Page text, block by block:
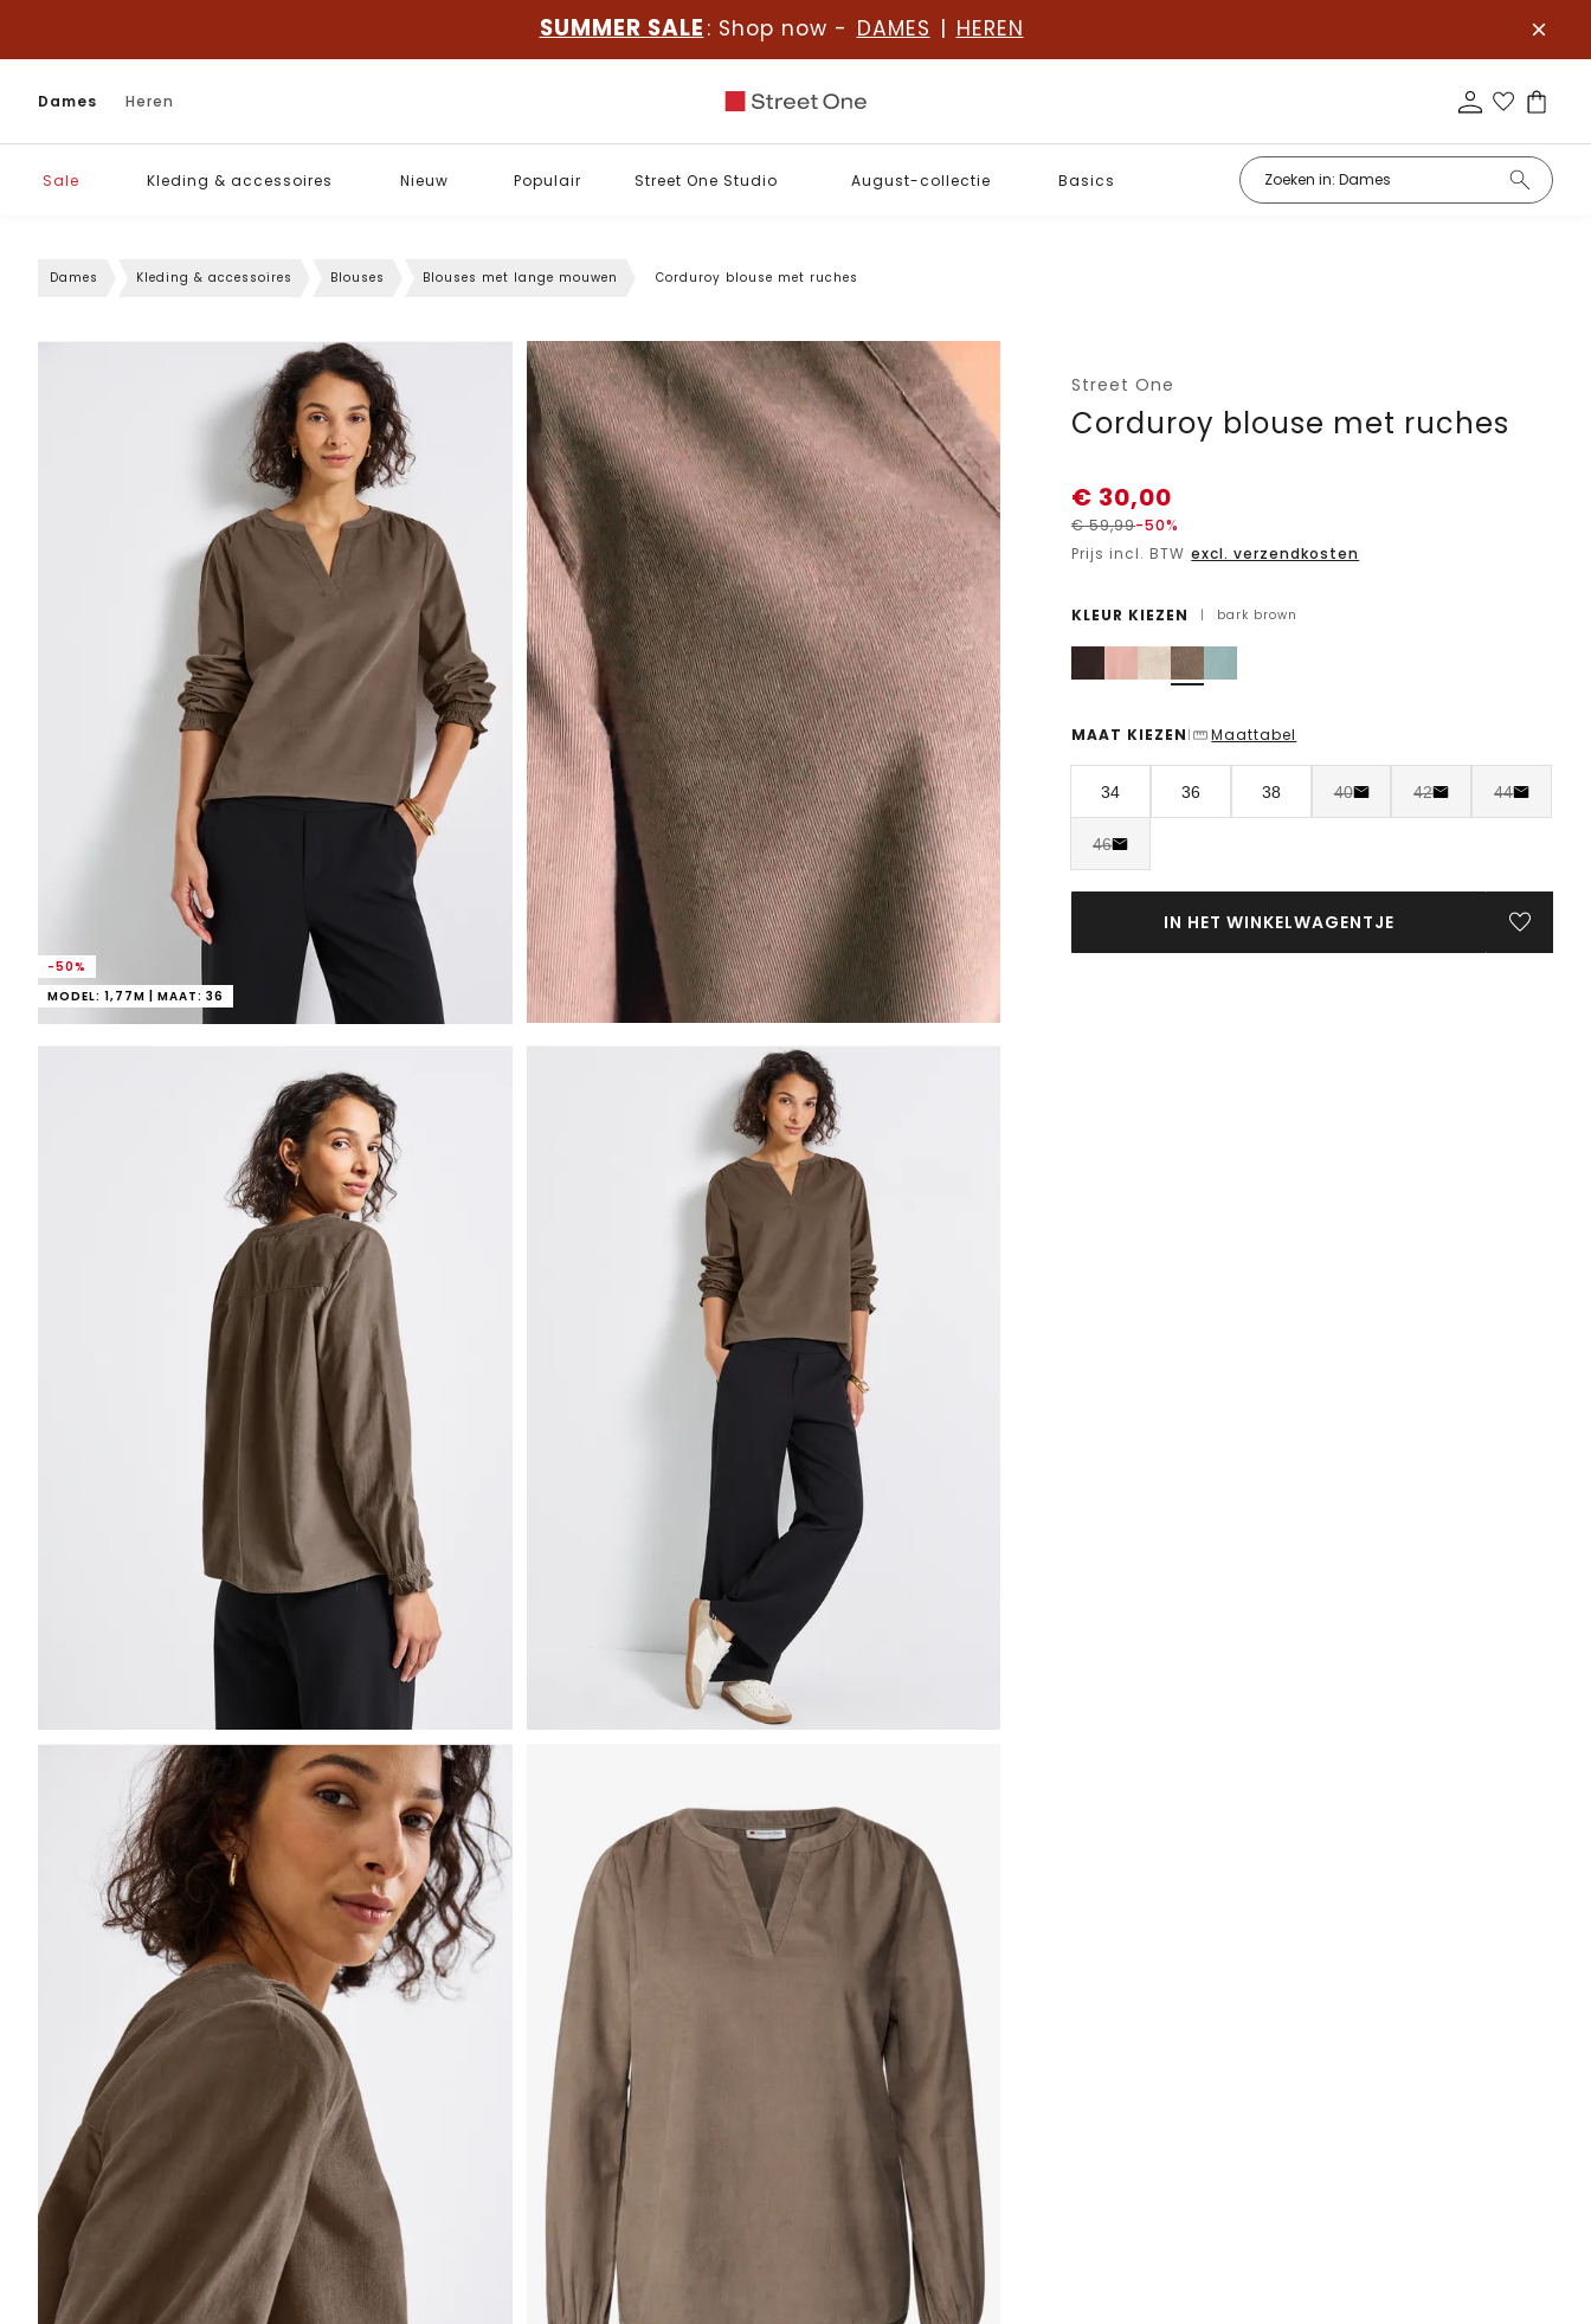
SUMMER SALE : Shop now - DAMES | HEREN
Dames Heren
Sale Kleding & accessoires Nieuw Populair Street One Studio August-collectie Basics
Dames Kleding & accessoires Blouses Blouses met lange mouwen Corduroy blouse met ruches
-50%
MODEL: 1,77M | MAAT: 36
Street One
Corduroy blouse met ruches
€ 30,00
€59,99-50%
Prijs incl. BTW excl. verzendkosten
KLEUR KIEZEN | bark brown
MAAT KIEZEN | Maattabel
34 36 38 40 42 44
46
IN HET WINKELWAGENTJE